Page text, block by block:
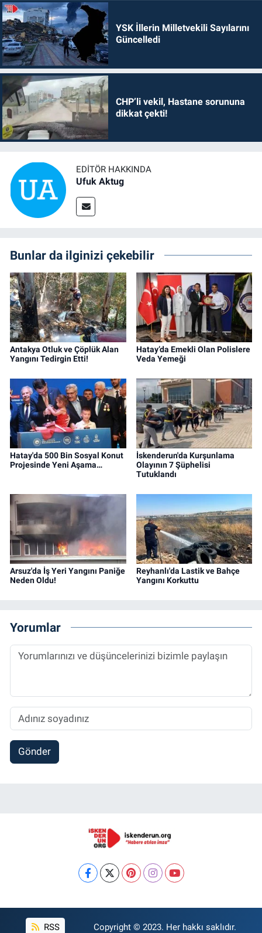
YSK İllerin Milletvekili Sayılarını
Güncelledi
CHP’li vekil, Hastane sorununa
dikkat çekti!
EDITÖR HAKKINDA
Ufuk Aktug
Bunlar da ilginizi çekebilir
Antakya Otluk ve Çöplük Alan
Yangını Tedirgin Etti!
Hatay’da Emekli Olan Polislere
Veda Yemeği
Hatay'da 500 Bin Sosyal Konut
Projesinde Yeni Aşama…
İskenderun'da Kurşunlama
Olayının 7 Şüphelisi
Tutuklandı
Arsuz'da İş Yeri Yangını Paniğe
Neden Oldu!
Reyhanlı'da Lastik ve Bahçe
Yangını Korkuttu
Yorumlar
Gönder
RSS Copyright © 2023. Her hakkı saklıdır.